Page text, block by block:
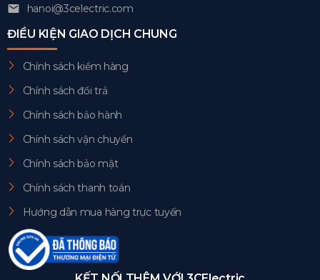
hanoi@3celectric.com
ĐIỀU KIỆN GIAO DỊCH CHUNG
Chính sách kiểm hàng
Chính sách đổi trả
Chính sách bảo hành
Chính sách vận chuyển
Chính sách bảo mật
Chính sách thanh toán
Hướng dẫn mua hàng trực tuyến